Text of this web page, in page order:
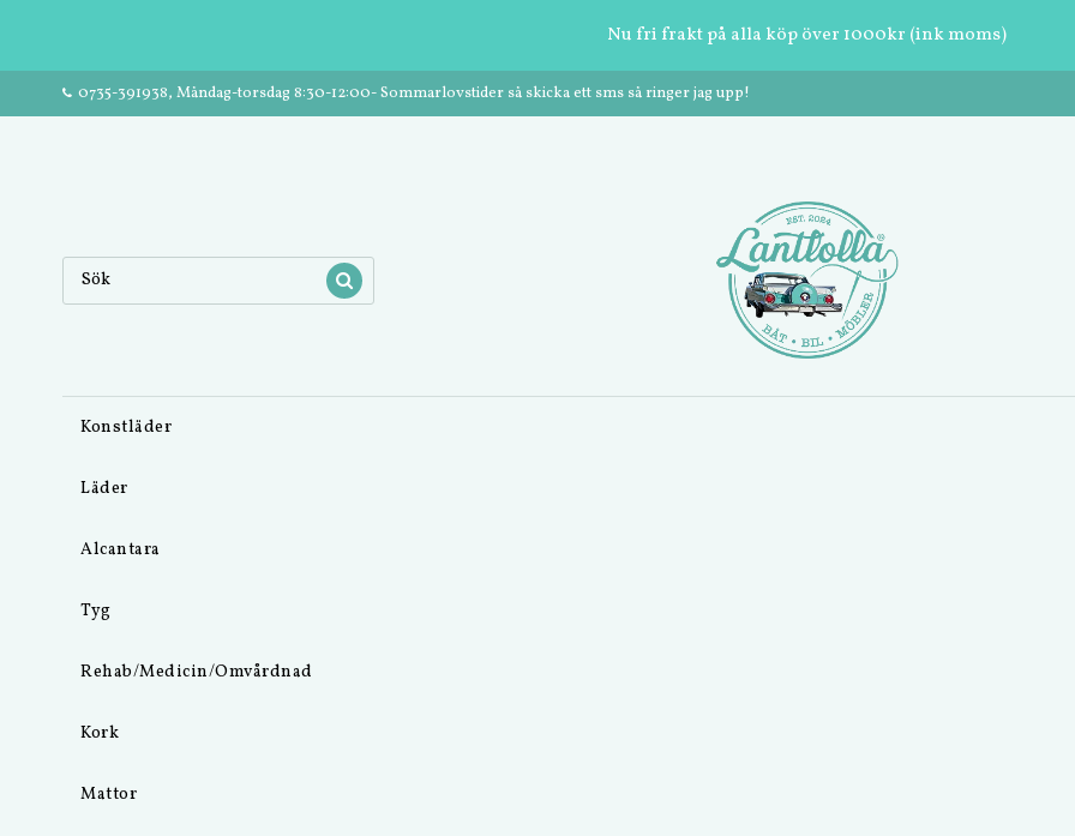
Nu fri frakt på alla köp över 1000kr (ink moms)
0735-391938, Måndag-torsdag 8:30-12:00- Sommarlovstider så skicka ett sms så ringer jag upp!
Konstläder
Läder
Alcantara
Tyg
Rehab/Medicin/Omvårdnad
Kork
Mattor